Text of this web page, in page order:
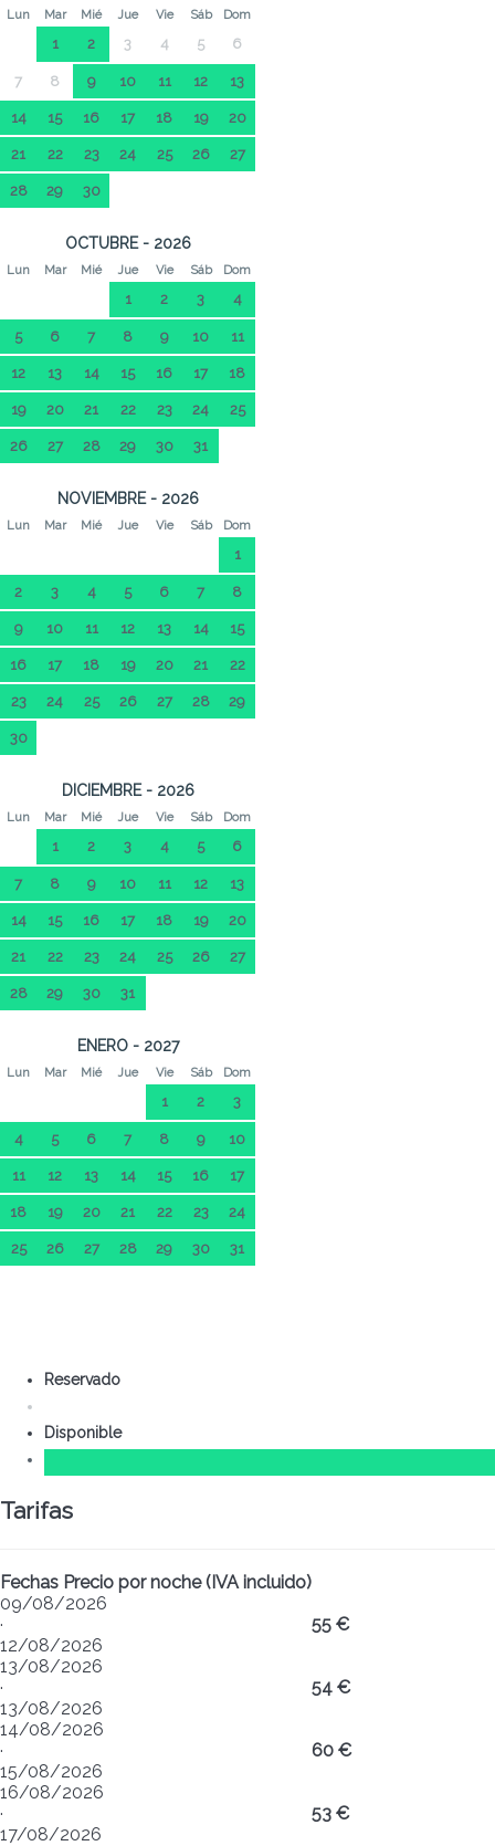
Lun Mar Mié Jue Vie Sáb Dom
1 2 3 4 5 6
7 8 9 10 11 12 13
14 15 16 17 18 19 20
21 22 23 24 25 26 27
28 29 30
OCTUBRE - 2026
Lun Mar Mié Jue Vie Sáb Dom
1 2 3 4
5 6 7 8 9 10 11
12 13 14 15 16 17 18
19 20 21 22 23 24 25
26 27 28 29 30 31
NOVIEMBRE - 2026
Lun Mar Mié Jue Vie Sáb Dom
1
2 3 4 5 6 7 8
9 10 11 12 13 14 15
16 17 18 19 20 21 22
23 24 25 26 27 28 29
30
DICIEMBRE - 2026
Lun Mar Mié Jue Vie Sáb Dom
1 2 3 4 5 6
7 8 9 10 11 12 13
14 15 16 17 18 19 20
21 22 23 24 25 26 27
28 29 30 31
ENERO - 2027
Lun Mar Mié Jue Vie Sáb Dom
1 2 3
4 5 6 7 8 9 10
11 12 13 14 15 16 17
18 19 20 21 22 23 24
25 26 27 28 29 30 31
Reservado
Disponible
Tarifas
Fechas Precio por noche (IVA incluido)
09/08/2026
·
12/08/2026
55 €
13/08/2026
·
13/08/2026
54 €
14/08/2026
·
15/08/2026
60 €
16/08/2026
·
17/08/2026
53 €